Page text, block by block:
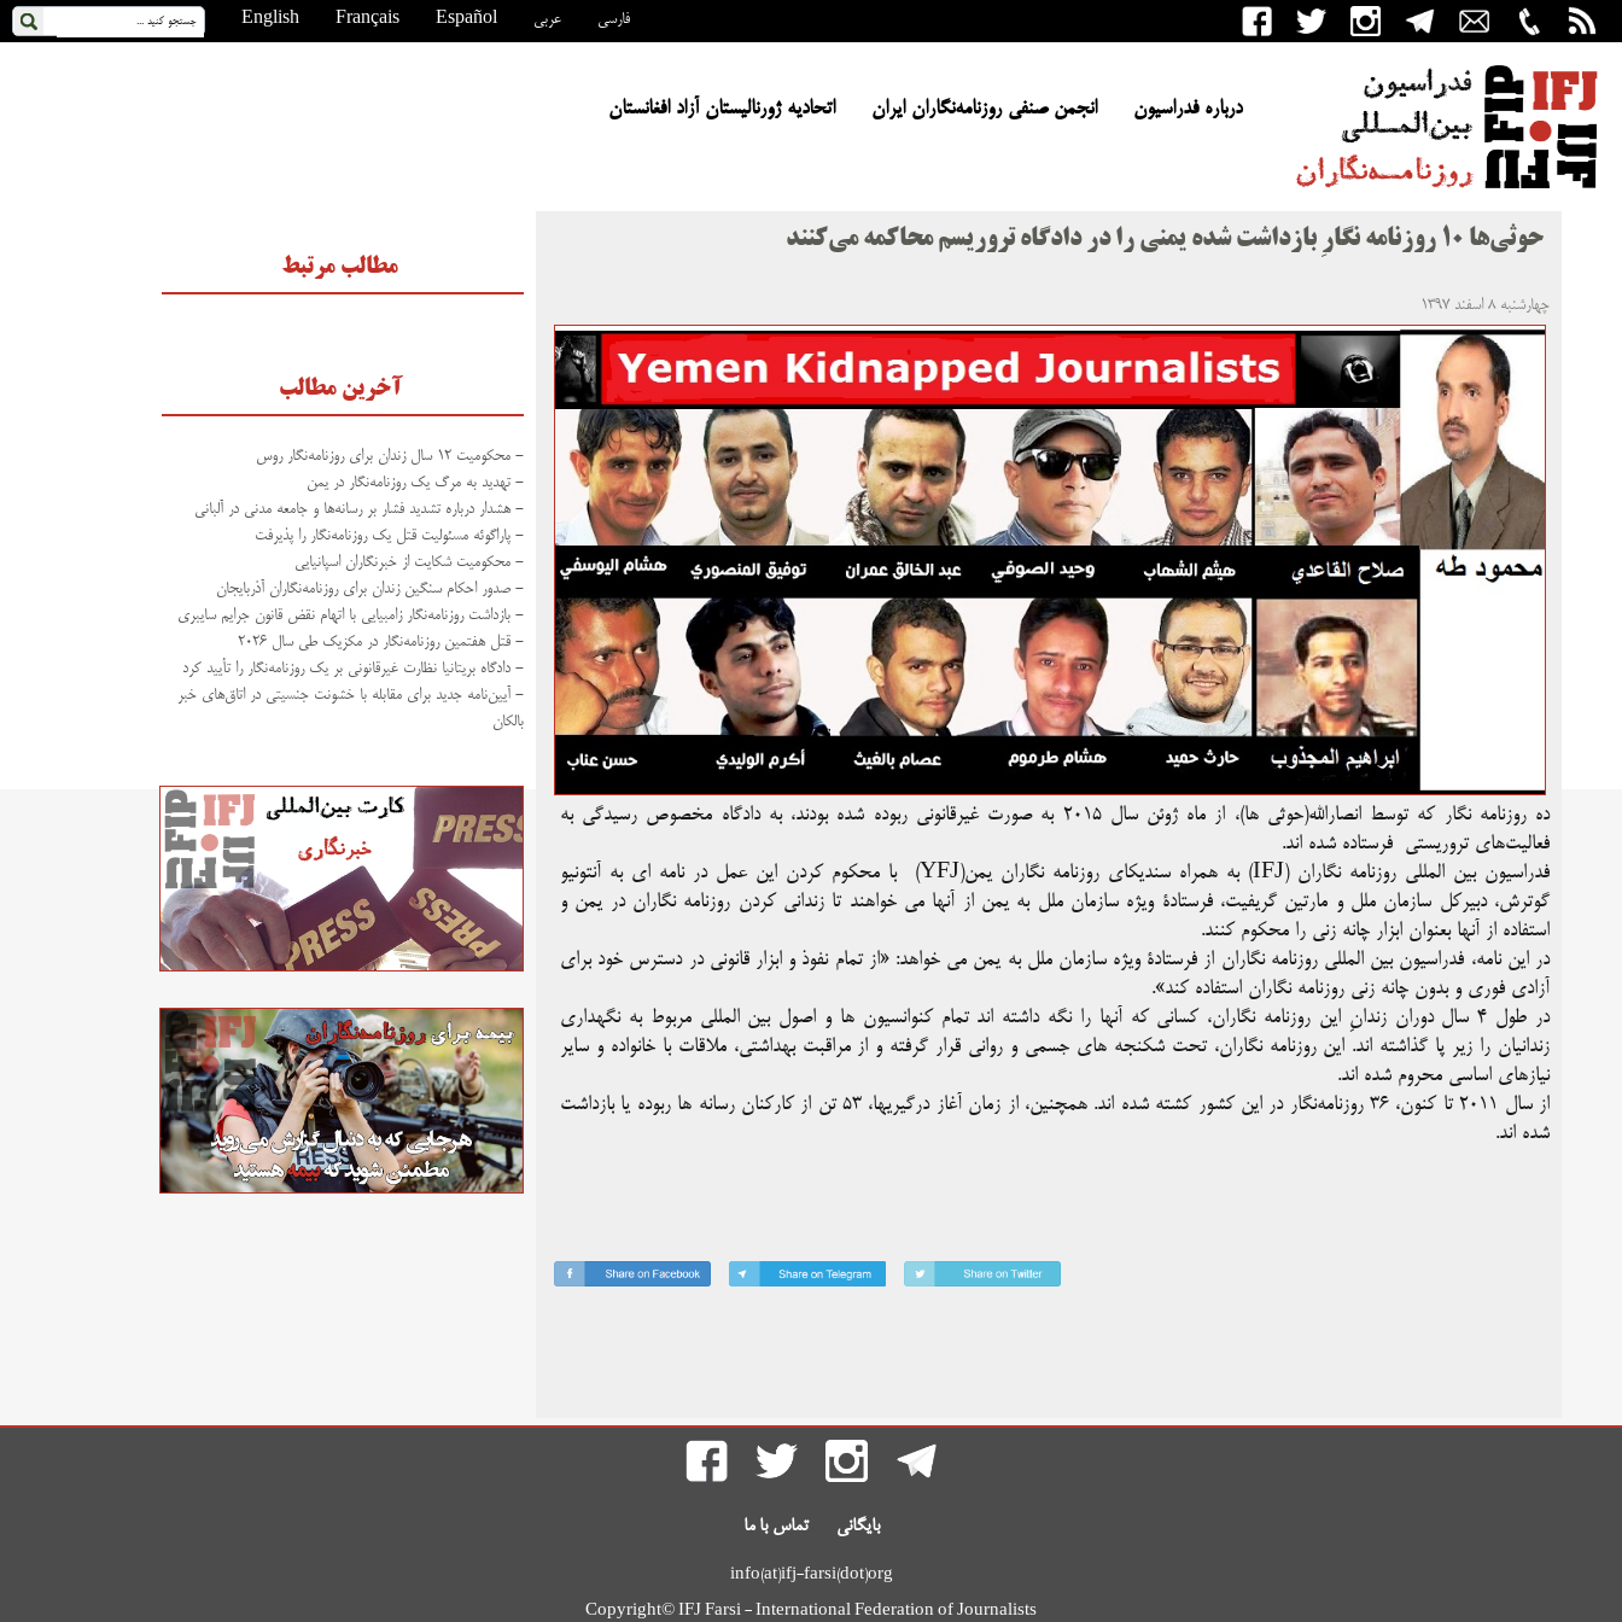
English Français Español عربی فارسی
درباره فدراسیون انجمن صنفی روزنامه‌نگاران ایران اتحادیه ژورنالیستان آزاد افغانستان
حوثی‌ها ۱۰ روزنامه نگارِ بازداشت شده یمنی را در دادگاه تروریسم محاکمه می‌کنند
چهارشنبه ۸ اسفند ۱۳۹۷
ده روزنامه نگار که توسط انصارالله(حوثی ها)، از ماه ژوئن سال ۲۰۱۵ به صورت غیرقانونی ربوده شده بودند، به دادگاه مخصوص رسیدگی به
فعالیت‌های تروریستی فرستاده شده اند.
فدراسیون بین المللی روزنامه نگاران (IFJ) به همراه سندیکای روزنامه نگاران یمن(YFJ)
با محکوم کردن این عمل در نامه ای به آنتونیو
گوترش،دبیرکل سازمان ملل و مارتین گریفیت،فرستادۀ ویژه سازمان ملل به یمن از آنها می خواهندتا زندانی کردن روزنامه نگاران در یمن و
استفاده از آنها بعنوان ابزار چانه زنی را محکوم کنند.
در این نامه، فدراسیون بین المللی روزنامه نگاران از فرستادۀ ویژه سازمان ملل به یمن می خواهد: «از تمام نفوذ و ابزار قانونی در دسترس خود برای
آزادی فوری و بدون چانه زنی روزنامه نگاران استفاده کند».
در طول ۴ سال دوران زندانِ این روزنامه نگاران، کسانی که آنها را نگه داشته اند تمام کنوانسیون ها و اصول بین المللی مربوط به نگهداری
زندانیان را زیر پا گذاشته اند. این روزنامه نگاران، تحت شکنجه های جسمی و روانی قرار گرفته و از مراقبت بهداشتی، ملاقات با خانواده و سایر
نیازهای اساسی محروم شده اند.
از سال ۲۰۱۱ تا کنون، ۳۶
روزنامه‌نگار
در این کشور کشته شده اند. همچنین، از زمان آغاز درگیریها، ۵۳ تن از کارکنان رسانه ها ربوده یا بازداشت
شده اند.
مطالب مرتبط
آخرین مطالب
- محکومیت ۱۲ سال زندان برای روزنامه‌نگار روس
- تهدید به مرگ یک روزنامه‌نگار در یمن
- هشدار درباره تشدید فشار بر رسانه‌ها و جامعه مدنی در آلبانی
- پاراگوئه مسئولیت قتل یک روزنامه‌نگار را پذیرفت
- محکومیت شکایت از خبرنگاران اسپانیایی
- صدور احکام سنگین زندان برای روزنامه‌نگاران آذربایجان
- بازداشت روزنامه‌نگار زامبیایی با اتهام نقض قانون جرایم سایبری
- قتل هفتمین روزنامه‌نگار در مکزیک طی سال ۲۰۲۶
- دادگاه بریتانیا نظارت غیرقانونی بر یک روزنامه‌نگار را تأیید کرد
- آیین‌نامه جدید برای مقابله با خشونت جنسیتی در اتاق‌های خبر
بالکان
بایگانی تماس با ما
info(at)ifj-farsi(dot)org
Copyright© IFJ Farsi - International Federation of Journalists